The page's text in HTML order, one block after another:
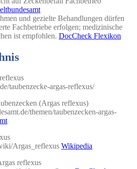
und gezielte Behandlungen dürfen
Fachbetriebe erfolgen; medizinische
ist empfohlen. DocCheck Flexikon
taubenzecke-argas-reflexus/
(Argas reflexus)
themen/taubenzecken-argas-
Argas_reflexus Wikipedia
reflexus